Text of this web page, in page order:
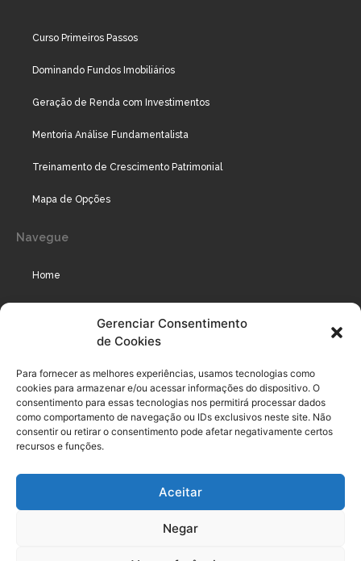
Gerenciar Consentimento
de Cookies
Para fornecer as melhores experiências, usamos tecnologias como
cookies para armazenar e/ou acessar informações do dispositivo. O
consentimento para essas tecnologias nos permitirá processar dados
como comportamento de navegação ou IDs exclusivos neste site. Não
consentir ou retirar o consentimento pode afetar negativamente certos
recursos e funções.
Aceitar
Negar
Curso Primeiros Passos
Dominando Fundos Imobiliários
Geração de Renda com Investimentos
Mentoria Análise Fundamentalista
Treinamento de Crescimento Patrimonial
Mapa de Opções
Navegue
Home
Podcast
Legal
Termo de uso do usuário e assinante